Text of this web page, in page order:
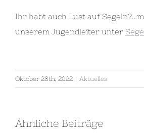
Ihr habt auch Lust auf
unserem Jugendleiter unter
Oktober 28th, 2022 | Aktuelles
Ähnliche Beiträge